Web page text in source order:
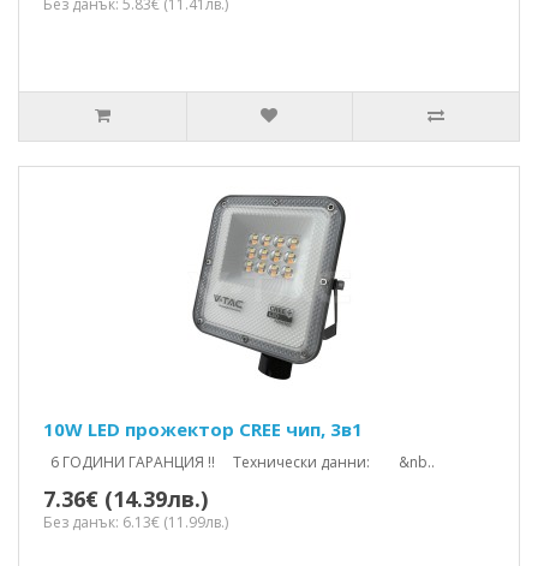
Без данък: 5.83€ (11.41лв.)
10W LED прожектор CREE чип, 3в1
6 ГОДИНИ ГАРАНЦИЯ !! Технически данни: &nb..
7.36€ (14.39лв.)
Без данък: 6.13€ (11.99лв.)